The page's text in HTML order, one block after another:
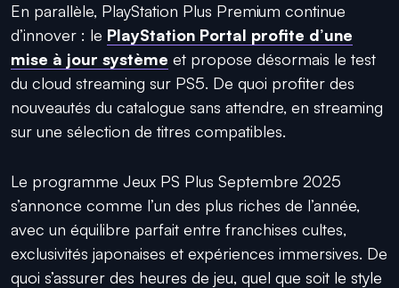
En parallèle, PlayStation Plus Premium continue
d’innover : le PlayStation Portal profite d’une
mise à jour système et propose désormais le test
du cloud streaming sur PS5. De quoi profiter des
nouveautés du catalogue sans attendre, en streaming
sur une sélection de titres compatibles.
Le programme Jeux PS Plus Septembre 2025
s’annonce comme l’un des plus riches de l’année,
avec un équilibre parfait entre franchises cultes,
exclusivités japonaises et expériences immersives. De
quoi s’assurer des heures de jeu, quel que soit le style